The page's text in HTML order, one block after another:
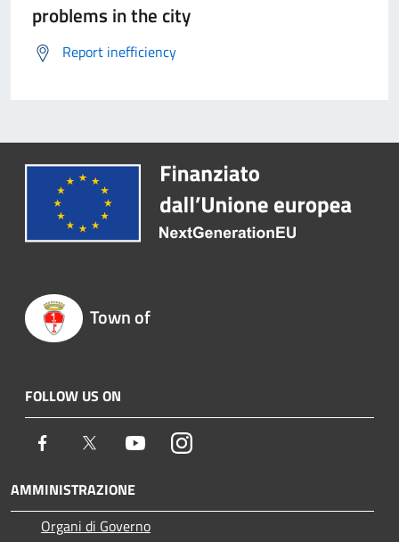
problems in the city
Report inefficiency
Town of
FOLLOW US ON
Facebook Twitter YoutubeInstagram
AMMINISTRAZIONE
Organi di Governo